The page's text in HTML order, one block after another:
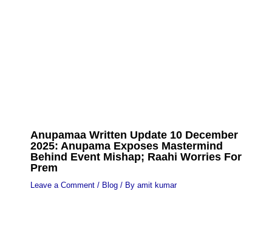
Anupamaa Written Update 10 December
2025: Anupama Exposes Mastermind
Behind Event Mishap; Raahi Worries For
Prem
Leave a Comment / Blog/ By amit kumar